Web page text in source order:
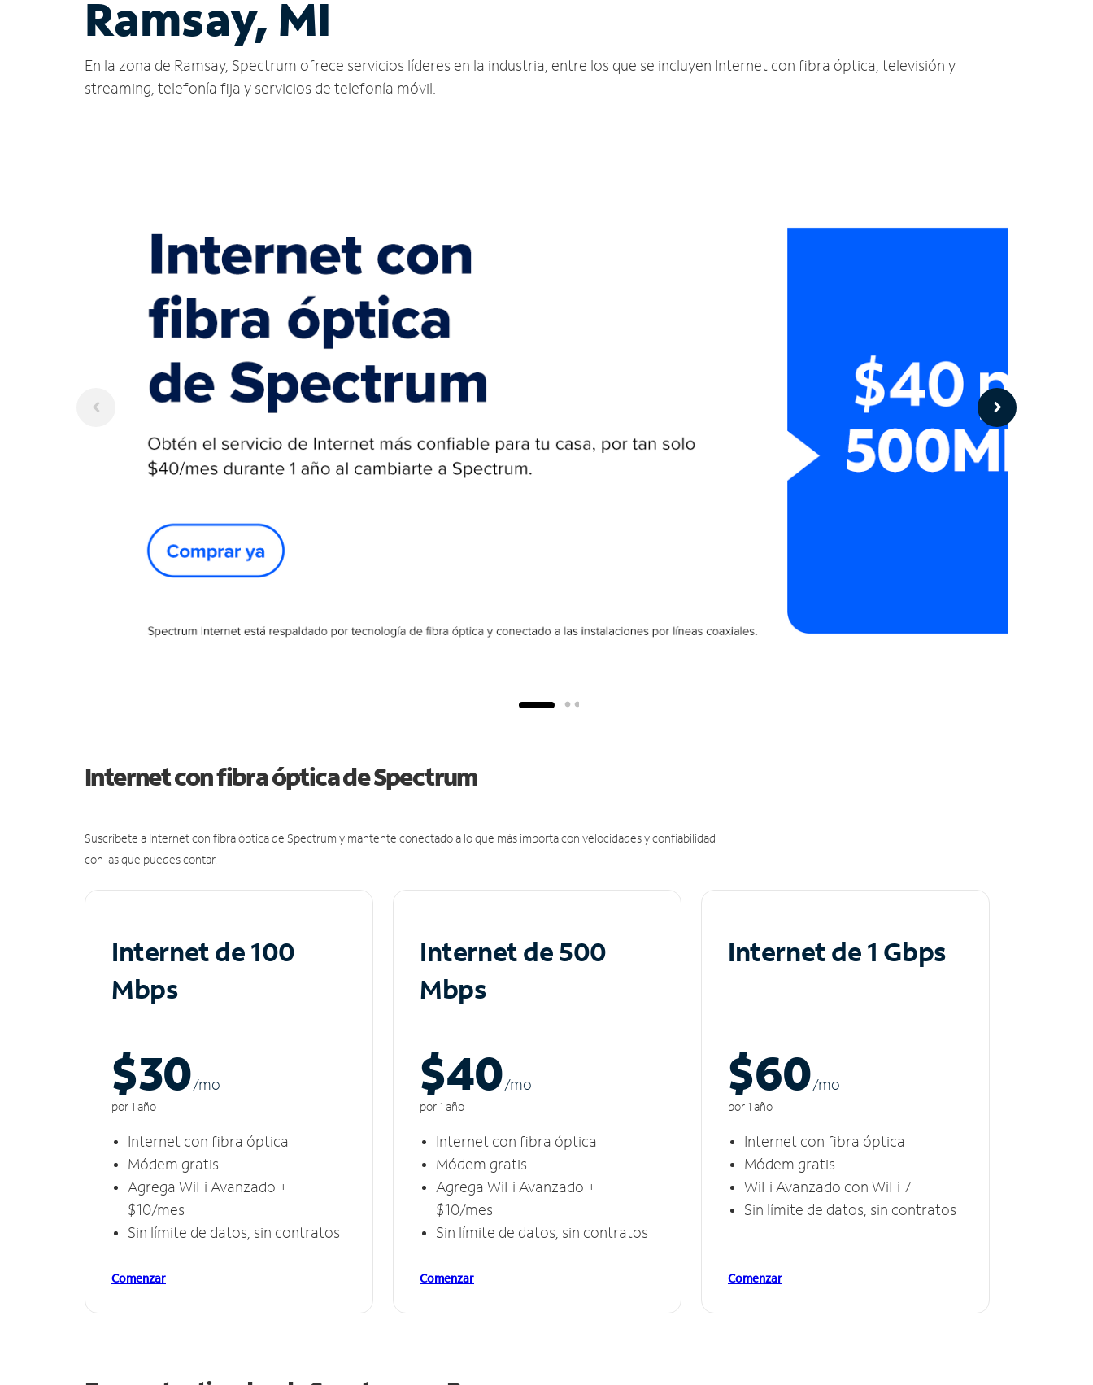
Ramsay, MI
En la zona de Ramsay, Spectrum ofrece servicios líderes en la industria, entre los que se incluyen Internet con fibra óptica, televisión y
streaming, telefonía fija y servicios de telefonía móvil.
Internet con fibra óptica de Spectrum
Suscríbete a Internet con fibra óptica de Spectrum y mantente conectado a lo que más importa con velocidades y confiabilidad
con las que puedes contar.
Internet de 100
Mbps
$30/mo
por 1 año
Internet con fibra óptica
Módem gratis
Agrega WiFi Avanzado +
$10/mes
Sin límite de datos, sin contratos
Comenzar
Internet de 500
Mbps
$40/mo
por 1 año
Internet con fibra óptica
Módem gratis
Agrega WiFi Avanzado +
$10/mes
Sin límite de datos, sin contratos
Comenzar
Internet de 1 Gbps
$60/mo
por 1 año
Internet con fibra óptica
Módem gratis
WiFi Avanzado con WiFi 7
Sin límite de datos, sin contratos
Comenzar